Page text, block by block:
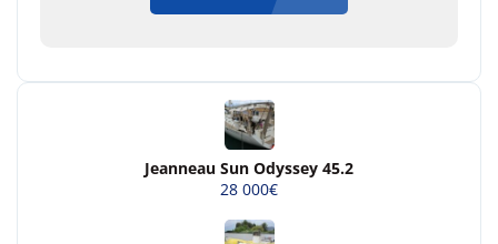
Jeanneau Sun Odyssey 45.2
28 000€